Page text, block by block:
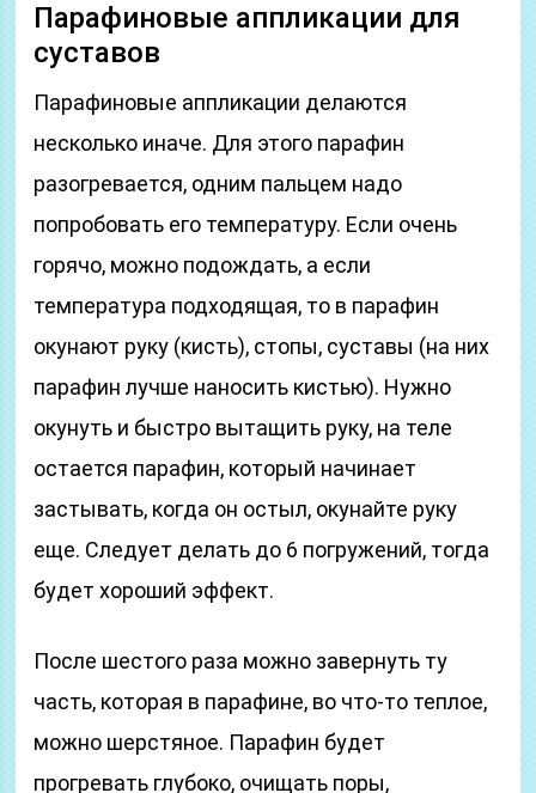
Парафиновые аппликации для
суставов
Парафиновые аппликации делаются
несколько иначе. Для этого парафин
разогревается, одним пальцем надо
попробовать его температуру. Если очень
горячо, можно подождать, а если
температура подходящая, то в парафин
окунают руку (кисть), стопы, суставы (на них
парафин лучше наносить кистью). Нужно
окунуть и быстро вытащить руку, на теле
остается парафин, который начинает
застывать, когда он остыл, окунайте руку
еще. Следует делать до 6 погружений, тогда
будет хороший эффект.
После шестого раза можно завернуть ту
часть, которая в парафине, во что-то теплое,
можно шерстяное. Парафин будет
прогревать глубоко, очищать поры,